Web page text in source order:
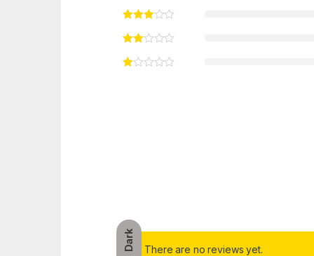
Dark There are no reviews yet.